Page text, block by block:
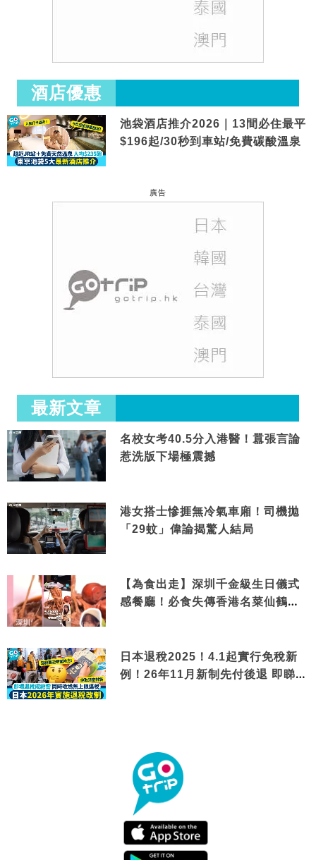
酒店優惠
池袋酒店推介2026｜13間必住最平
$196起/30秒到車站/免費碳酸溫泉
廣告
最新文章
名校女考40.5分入港醫！囂張言論
惹洗版下場極震撼
港女搭士慘捱無冷氣車廂！司機拋
「29蚊」偉論揭驚人結局
【為食出走】深圳千金級生日儀式
感餐廳！必食失傳香港名菜仙鶴神
日本退稅2025！4.1起實行免稅新
例！26年11月新制先付後退 即睇步